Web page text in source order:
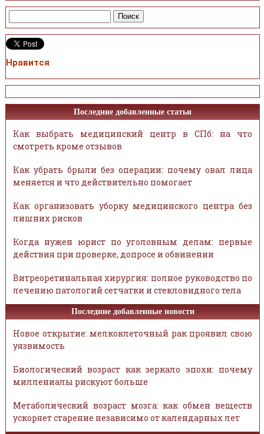
Нравится
Последние добавленные статьи
Как выбрать медицинский центр в СПб: на что
смотреть кроме отзывов
Как убрать брыли без операции: почему овал лица
меняется и что действительно помогает
Как организовать уборку медицинского центра без
лишних рисков
Когда нужен юрист по уголовным делам: первые
действия при проверке, допросе и обвинении
Витреоретинальная хирургия: полное руководство по
лечению патологий сетчатки и стекловидного тела
Последние добавленные новости
Новое открытие: мелкоклеточный рак проявил свою
уязвимость
Биологический возраст как зеркало эпохи: почему
миллениалы рискуют больше
Метаболический возраст мозга: как обмен веществ
ускоряет старение независимо от календарных лет